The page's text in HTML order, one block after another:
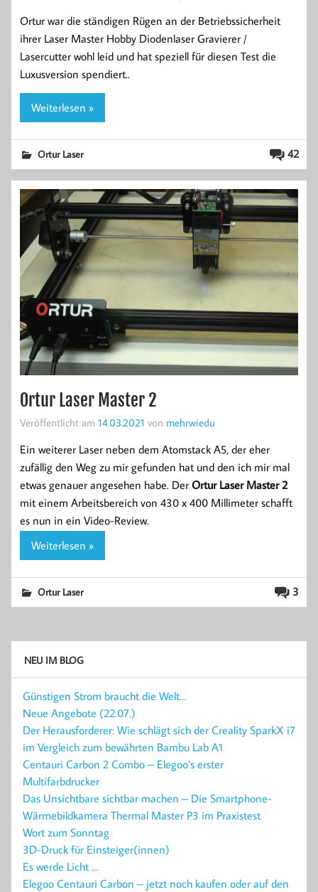
Ortur war die ständigen Rügen an der Betriebssicherheit
ihrer Laser Master Hobby Diodenlaser Gravierer /
Lasercutter wohl leid und hat speziell für diesen Test die
Luxusversion spendiert..
Weiterlesen »
42
Ortur Laser
Ortur Laser Master 2
Veröffentlicht am 14.03.2021 von mehrwiedu
Ein weiterer Laser neben dem Atomstack A5, der eher
zufällig den Weg zu mir gefunden hat und den ich mir mal
etwas genauer angesehen habe. Der Ortur Laser Master 2
mit einem Arbeitsbereich von 430 x 400 Millimeter schafft
es nun in ein Video-Review.
Weiterlesen »
3
Ortur Laser
NEU IM BLOG
Günstigen Strom braucht die Welt…
Neue Angebote (22.07.)
Der Herausforderer: Wie schlägt sich der Creality SparkX i7
im Vergleich zum bewährten Bambu Lab A1
Centauri Carbon 2 Combo – Elegoo’s erster
Multifarbdrucker
Das Unsichtbare sichtbar machen – Die Smartphone-
Wärmebildkamera Thermal Master P3 im Praxistest
Wort zum Sonntag
3D-Druck für Einsteiger(innen)
Es werde Licht …
Elegoo Centauri Carbon – jetzt noch kaufen oder auf den